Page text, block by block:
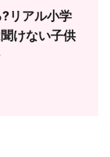
リアル小学
けない子供